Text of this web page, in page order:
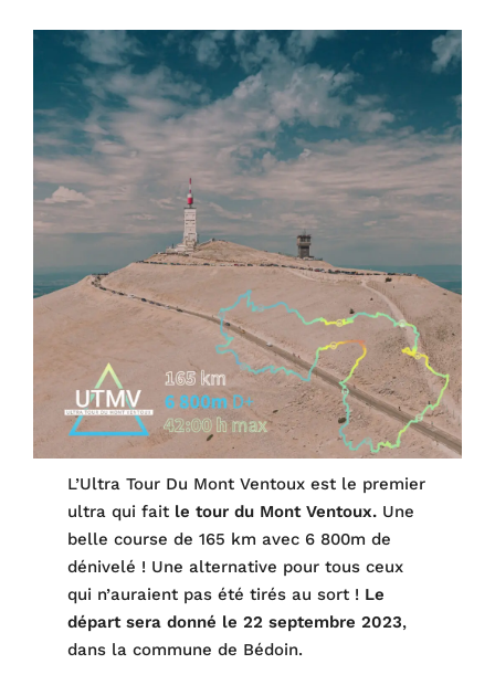
L’Ultra Tour Du Mont Ventoux est le premier
ultra qui fait le tour du Mont Ventoux. Une
belle course de 165 km avec 6 800m de
dénivelé ! Une alternative pour tous ceux
qui n’auraient pas été tirés au sort ! Le
départ sera donné le 22 septembre 2023,
dans la commune de Bédoin.